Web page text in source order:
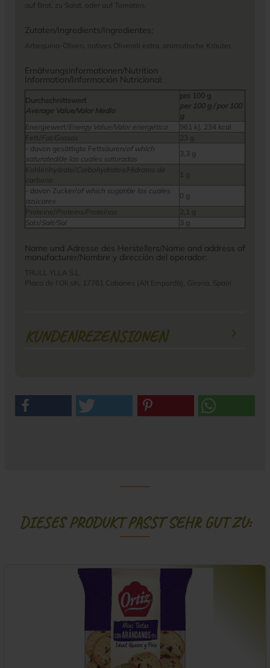
auf Brot, zu Salat, oder auf Tomaten.
Zutaten/Ingredients/Ingredientes:
Arbequina-Oliven, natives Olivenöl extra, aromatische Kräuter.
Ernährungsinformationen/Nutrition
Information/Información Nutricional:
Durchschnittswert
Average Value/Valor Medio
pro 100 g
per 100 g / por 100
g
Energiewert/Energy Value/Valor energético
961 kJ, 234 kcal
Fett/ Fat/Grasas
23 g
- davon gesättigte Fettsäuren/of which
saturated/de las cuales saturadas
3,3 g
Kohlenhydrate/ Carbohydrates/Hidratos de
carbono
1 g
- davon Zucker/of which sugar/de los cuales
azúcares
0 g
Proteine/ Proteins/Proteínas
2,1 g
Salz/Salt/Sal 3 g
Name und Adresse des Herstellers/Name and address of
manufacturer/Nombre y dirección del operador:
TRULL YLLA S.L.
Placa de l'Oli s/n, 17761 Cabanes (Alt Empordà), Girona, Spain
KUNDENREZENSIONEN
DIESES PRODUKT PASST SEHR GUT ZU: